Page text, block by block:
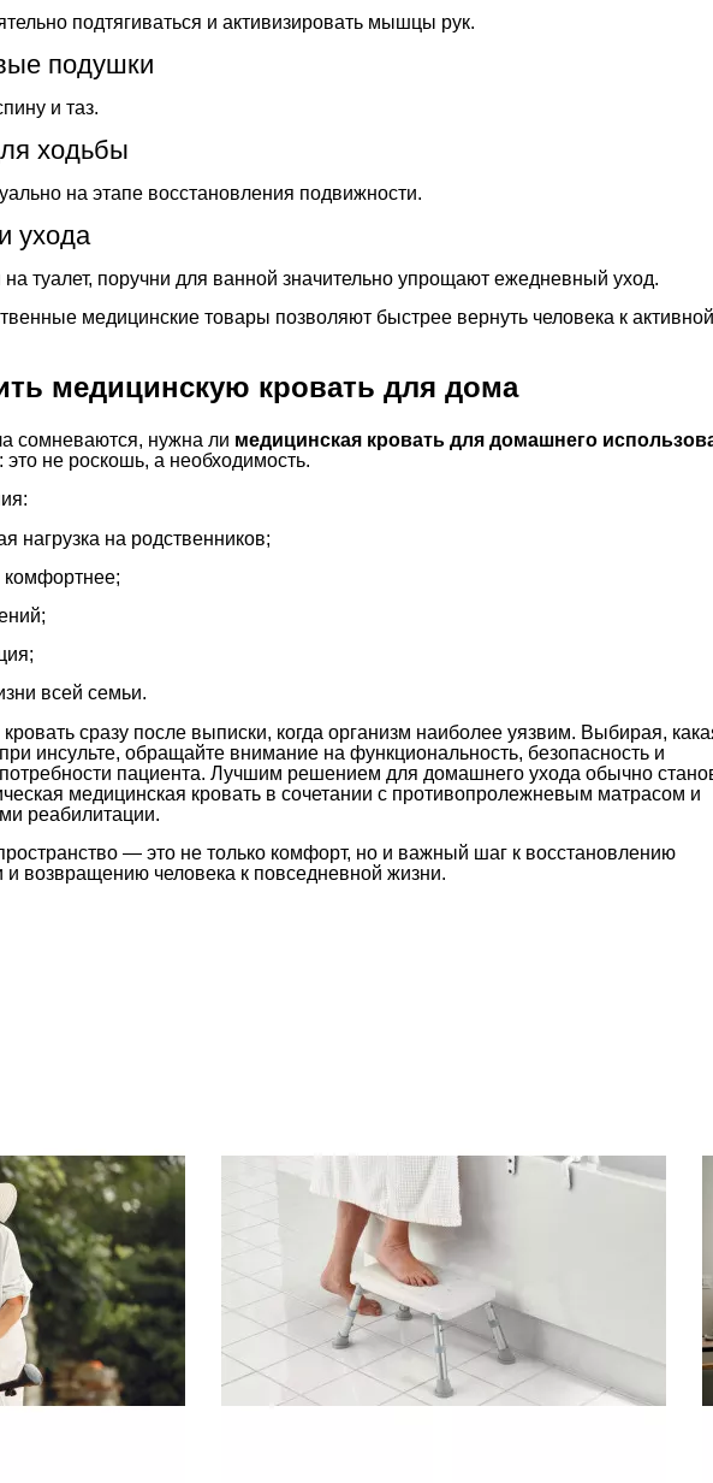
подтягиваться и активизировать мышцы рук.
подушки
и таз.
ходьбы
на этапе восстановления подвижности.
ухода
туалет, поручни для ванной значительно упрощают ежедневный уход.
медицинские товары позволяют быстрее вернуть человека к активной
медицинскую кровать для дома
сомневаются, нужна ли медицинская кровать для домашнего
не роскошь, а необходимость.
нагрузка на родственников;
комфортнее;
всей семьи.
сразу после выписки, когда организм наиболее уязвим. Выбирая,
инсульте, обращайте внимание на функциональность, безопасность и
пациента. Лучшим решением для домашнего ухода обычно
медицинская кровать в сочетании с противопролежневым матрасом и
реабилитации.
— это не только комфорт, но и важный шаг к восстановлению
и возвращению человека к повседневной жизни.